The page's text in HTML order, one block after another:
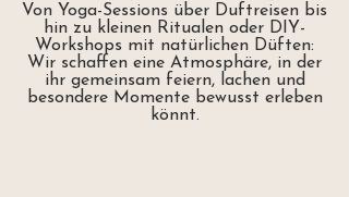
Von Yoga-Sessions über Duftreisen bis
hin zu kleinen Ritualen oder DIY-
Workshops mit natürlichen Düften:
Wir schaffen eine Atmosphäre, in der
ihr gemeinsam feiern, lachen und
besondere Momente bewusst erleben
könnt.